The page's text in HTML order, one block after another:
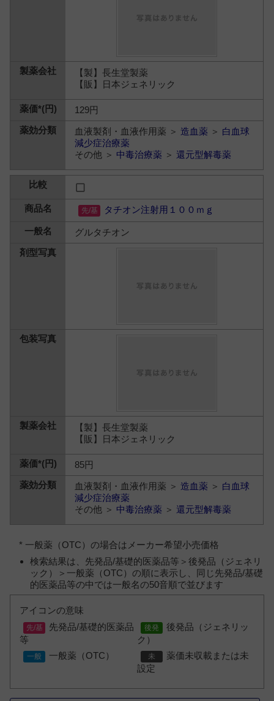
【製】長生堂製薬
【販】日本ジェネリック
129円
血液製剤・血液作用薬 ＞造血薬 ＞ 白血球
減少症治療薬
その他 ＞ 中毒治療薬 ＞還元型解毒薬
タチオン注射用１００ｍｇ
グルタチオン
【製】長生堂製薬
【販】日本ジェネリック
85円
血液製剤・血液作用薬 ＞造血薬 ＞ 白血球
減少症治療薬
その他 ＞ 中毒治療薬 ＞還元型解毒薬
* 一般薬（OTC）の場合はメーカー希望小売価格
検索結果は、先発品/基礎的医薬品等＞後発品（ジェネリ
ック）＞一般薬（OTC）の順に表示し、同じ先発品/基礎
的医薬品等の中では一般名の50音順で並びます
アイコンの意味
先発品/基礎的医薬品
等
後発品（ジェネリッ
ク）
一般薬（OTC）
薬価未収載または未
設定